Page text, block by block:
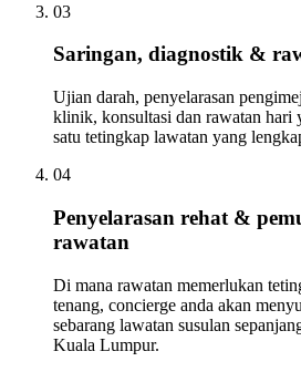
03
Saringan, diagnostik &
Ujian darah, penyelarasan
klinik, konsultasi dan rawatan hari
satu tetingkap lawatan yang
04
Penyelarasan rehat &
rawatan
Di mana rawatan memerlukan
tenang, concierge anda akan
sebarang lawatan susulan
Kuala Lumpur.